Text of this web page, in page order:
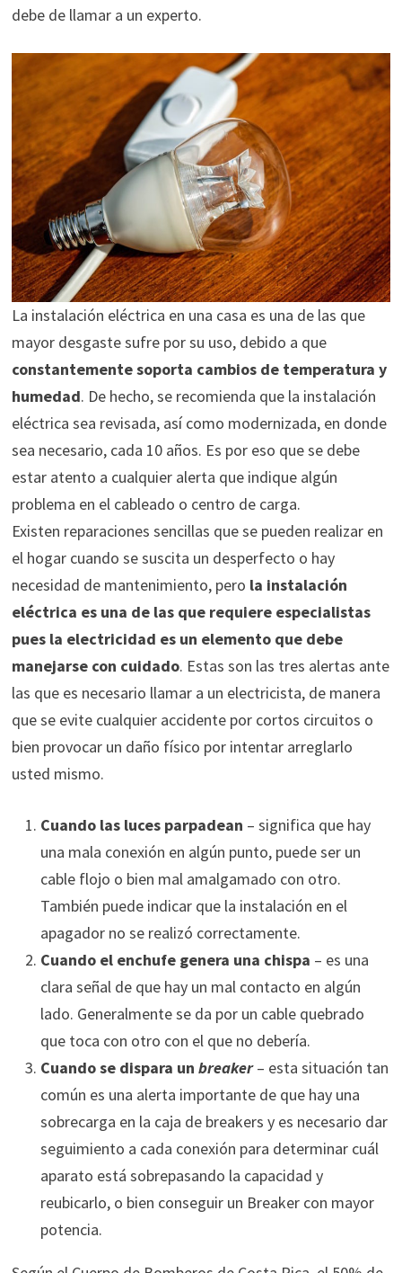
debe de llamar a un experto.
La instalación eléctrica en una casa es una de las que
mayor desgaste sufre por su uso, debido a que
constantemente soporta cambios de temperatura y
humedad. De hecho, se recomienda que la instalación
eléctrica sea revisada, así como modernizada, en donde
sea necesario, cada 10 años. Es por eso que se debe
estar atento a cualquier alerta que indique algún
problema en el cableado o centro de carga.
Existen reparaciones sencillas que se pueden realizar en
el hogar cuando se suscita un desperfecto o hay
necesidad de mantenimiento, pero la instalación
eléctrica es una de las que requiere especialistas
pues la electricidad es un elemento que debe
manejarse con cuidado. Estas son las tres alertas ante
las que es necesario llamar a un electricista, de manera
que se evite cualquier accidente por cortos circuitos o
bien provocar un daño físico por intentar arreglarlo
usted mismo.
Cuando las luces parpadean – significa que hay
una mala conexión en algún punto, puede ser un
cable flojo o bien mal amalgamado con otro.
También puede indicar que la instalación en el
apagador no se realizó correctamente.
Cuando el enchufe genera una chispa – es una
clara señal de que hay un mal contacto en algún
lado. Generalmente se da por un cable quebrado
que toca con otro con el que no debería.
Cuando se dispara un breaker– esta situación tan
común es una alerta importante de que hay una
sobrecarga en la caja de breakers y es necesario dar
seguimiento a cada conexión para determinar cuál
aparato está sobrepasando la capacidad y
reubicarlo, o bien conseguir un Breaker con mayor
potencia.